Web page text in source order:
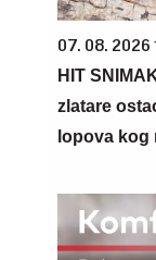
07. 08. 2026
HIT
zlatare
lopova kog